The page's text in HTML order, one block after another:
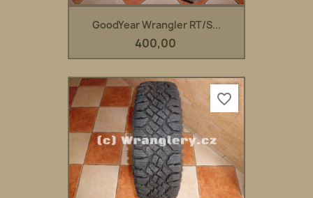
GoodYear Wrangler RT/S...
400,00
favorite_border